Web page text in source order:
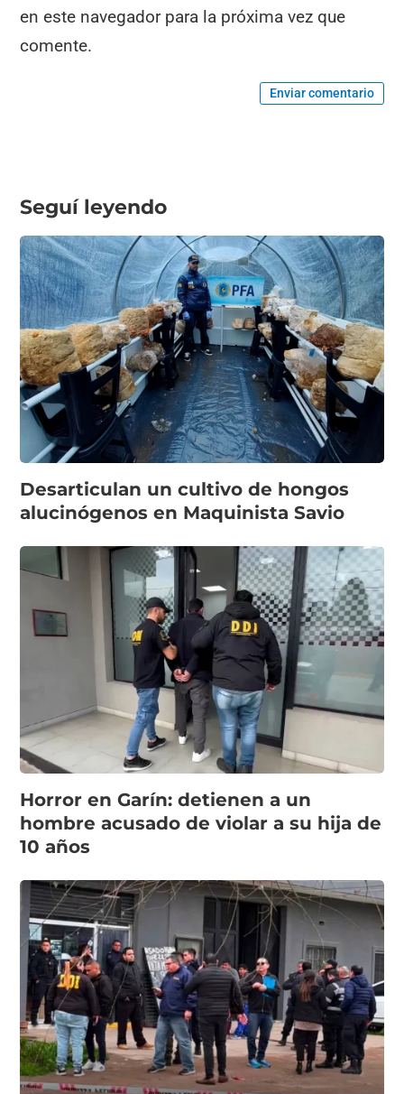
en este navegador para la próxima vez que
comente.
Enviar comentario
Seguí leyendo
Desarticulan un cultivo de hongos
alucinógenos en Maquinista Savio
Horror en Garín: detienen a un
hombre acusado de violar a su hija de
10 años